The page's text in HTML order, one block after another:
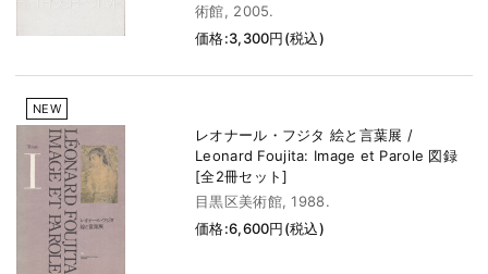
術館, 2005.
価格:3,300円(税込)
NEW
レオナール・フジタ 絵と言葉展 /
Leonard Foujita: Image et Parole 図録
[全2冊セット]
目黒区美術館, 1988.
価格:6,600円(税込)